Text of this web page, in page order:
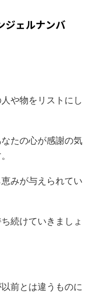
ジェルナンバ
や物をリストにし
たの心が感謝の気
みが与えられてい
続けていきましょ
前とは違うものに